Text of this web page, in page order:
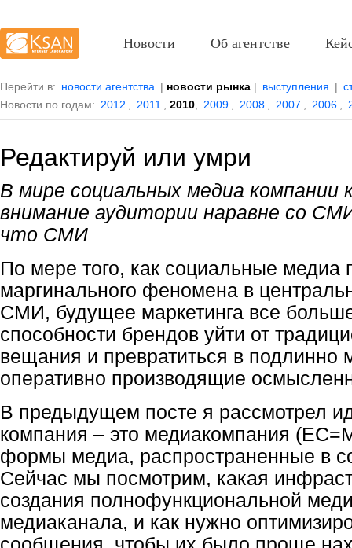
Перейти в: новости агентства | новости рынка | выступления |
Новости по годам: 2012 2011 2010 2009 2008 2007 2006
Редактируй или умри
В мире социальных медиа компании
внимание аудитории наравне со
что СМИ
По мере того, как социальные медиа
маргинального феномена в
СМИ, будущее маркетинга все
способности брендов уйти от
вещания и превратиться в подлинно
оперативно производящие
В предыдущем посте я рассмотрел
компания – это медиакомпания
формы медиа, распространенные в
Сейчас мы посмотрим, какая
создания полнофункциональной
медиаканала, и как нужно
Новости Об агентстве